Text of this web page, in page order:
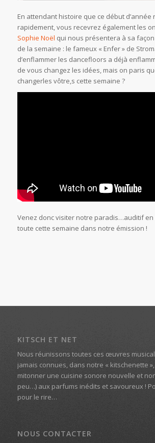
En attendant histoire que ce début d’année
rapidement, vous recevrez également les
Sophie Noël qui nous présentera à sa façon
de la semaine : le fameux « Enfer » de
d’enflammer les dancefloors a déjà
de vous changez les idées, mais on paris
changerles vôtre,s cette semaine ?
Venez donc visiter notre paradis…auditif
toute cette semaine dans notre émission !
KITSCH ET NET
Nous réunissons toutes ces œuvres
jamais connues, dans notre « kitschenette
mitonner une cuisine sonore nouvelle et
peu…) aux parfums inédits et savoureux !
pour le rire…
NOUS CONTACTER